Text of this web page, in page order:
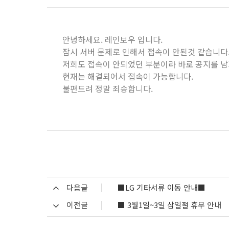
안녕하세요. 레인보우 입니다.
잠시 서버 문제로 인해서 접속이 안된것 같습니
저희도 접속이 안되었던 부분이라 바로 공지를
현재는 해결되어서 접속이 가능합니다.
불편드려 정말 죄송합니다.
다음글
■LG 기타서류 이동 안내■
이전글
■ 3월1일~3일 삼일절 휴무 안내